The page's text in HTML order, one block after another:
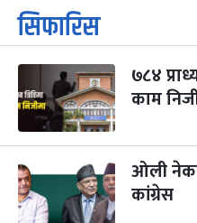
१
आइत
कार्तिक सङ्क्रान्ति
कार्तिक १, २०८३
३
मंगल
महानवमी
कार्तिक ३, २०८३-Oct 20,
४
कार्तिक ४, २०८३ Oct 21, 2026
५ पापा‌ङ्कुशा एकादशी व्रत
सिफारिस
७८४
काम
ओली
कांग्रेस